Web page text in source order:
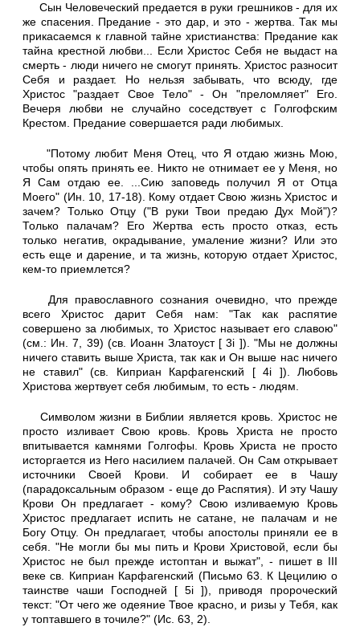
Сын Человеческий предается в руки грешников - для их
же спасения. Предание - это дар, и это - жертва. Так мы
прикасаемся к главной тайне христианства: Предание как
тайна крестной любви... Если Христос Себя не выдаст на
смерть - люди ничего не смогут принять. Христос разносит
Себя и раздает. Но нельзя забывать, что всюду, где
Христос "раздает Свое Тело" - Он "преломляет" Его.
Вечеря любви не случайно соседствует с Голгофским
Крестом. Предание совершается ради любимых.
"Потому любит Меня Отец, что Я отдаю жизнь Мою,
чтобы опять принять ее. Никто не отнимает ее у Меня, но
Я Сам отдаю ее. ...Сию заповедь получил Я от Отца
Моего" (Ин. 10, 17-18). Кому отдает Свою жизнь Христос и
зачем? Только Отцу ("В руки Твои предаю Дух Мой")?
Только палачам? Его Жертва есть просто отказ, есть
только негатив, окрадывание, умаление жизни? Или это
есть еще и дарение, и та жизнь, которую отдает Христос,
кем-то приемлется?
Для православного сознания очевидно, что прежде
всего Христос дарит Себя нам: "Так как распятие
совершено за любимых, то Христос называет его славою"
(см.: Ин. 7, 39) (св. Иоанн Златоуст [ 3i ]). "Мы не должны
ничего ставить выше Христа, так как и Он выше нас ничего
не ставил" (св. Киприан Карфагенский [ 4i ]). Любовь
Христова жертвует себя любимым, то есть - людям.
Символом жизни в Библии является кровь. Христос не
просто изливает Свою кровь. Кровь Христа не просто
впитывается камнями Голгофы. Кровь Христа не просто
исторгается из Него насилием палачей. Он Сам открывает
источники Своей Крови. И собирает ее в Чашу
(парадоксальным образом - еще до Распятия). И эту Чашу
Крови Он предлагает - кому? Свою изливаемую Кровь
Христос предлагает испить не сатане, не палачам и не
Богу Отцу. Он предлагает, чтобы апостолы приняли ее в
себя. "Не могли бы мы пить и Крови Христовой, если бы
Христос не был прежде истоптан и выжат", - пишет в III
веке св. Киприан Карфагенский (Письмо 63. К Цецилию о
таинстве чаши Господней [ 5i ]), приводя пророческий
текст: "От чего же одеяние Твое красно, и ризы у Тебя, как
у топтавшего в точиле?" (Ис. 63, 2).